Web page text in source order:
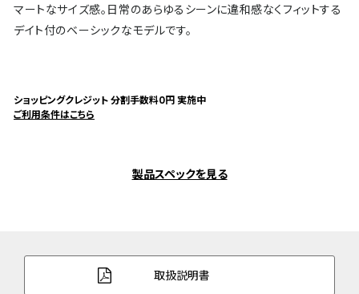
マートなサイズ感。日常のあらゆるシーンに違和感なくフィットする
デイト付のベーシックなモデルです。
ショッピングクレジット 分割手数料0円 実施中
ご利用条件はこちら
製品スペックを見る
取扱説明書